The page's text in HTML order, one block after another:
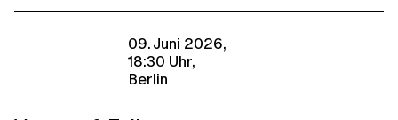
09. Juni 2026,
18:30 Uhr,
Berlin